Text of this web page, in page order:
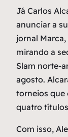
Já Carlos
anunciar a
jornal
mirando a
Slam norte-
agosto.
torneios que
quatro
Com isso,